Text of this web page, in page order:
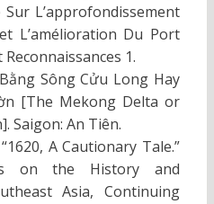
Sur L’approfondissement
L’amélioration Du Port
Reconnaissances 1.
Sông Cửu Long Hay
[The Mekong Delta or
Saigon: An Tiên.
A Cautionary Tale.”
on the History and
Asia, Continuing